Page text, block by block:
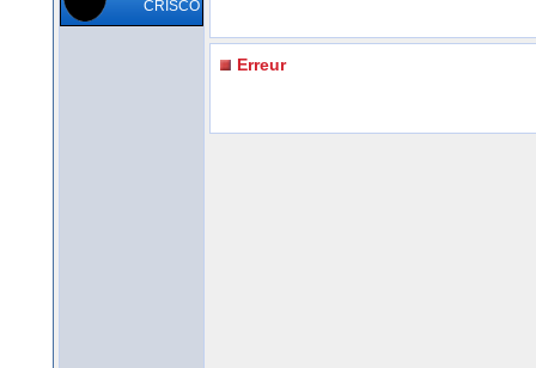
CRISCO
Erreur